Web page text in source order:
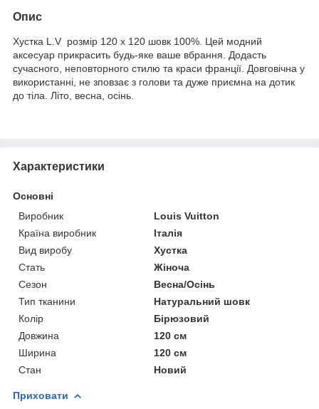
Опис
Хустка L.V розмір 120 х 120 шовк 100%. Цей модний
аксесуар прикрасить будь-яке ваше вбрання. Додасть
сучасного, неповторного стилю та краси франції. Довговічна у
використанні, не зповзає з голови та дуже приємна на дотик
до тіла. Літо, весна, осінь.
Характеристики
Основні
Виробник
Louis Vuitton
Країна виробник
Італія
Вид виробу
Хустка
Стать
Жіноча
Сезон
Весна/Осінь
Тип тканини
Натуральний шовк
Колір
Бірюзовий
Довжина
120 см
Ширина
120 см
Стан
Новий
Приховати